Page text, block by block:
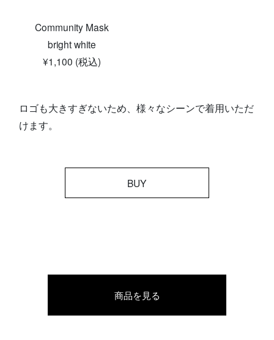
Community Mask
bright white
¥1,100 (税込)
ロゴも大きすぎないため、様々なシーンで着用いただ
けます。
BUY
商品を見る